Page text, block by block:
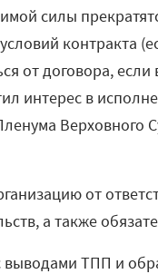
силы
контракта
от договора, если
интерес в
Верховного
от
а также
выводами ТПП и